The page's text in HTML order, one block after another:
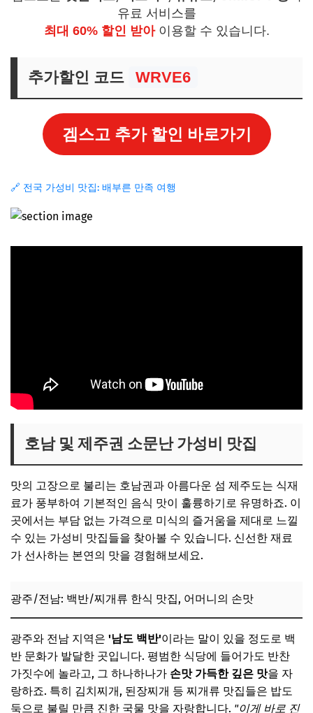
유료 서비스를
최대 60% 할인 받아이용할 수 있습니다.
추가할인 코드 WRVE6
겜스고 추가 할인 바로가기
🔗 전국 가성비 맛집: 배부른 만족 여행
호남 및 제주권 소문난 가성비 맛집
맛의 고장으로 불리는 호남권과 아름다운 섬 제주도는 식재
료가 풍부하여 기본적인 음식 맛이 훌륭하기로 유명하죠. 이
곳에서는 부담 없는 가격으로 미식의 즐거움을 제대로 느낄
수 있는 가성비 맛집들을 찾아볼 수 있습니다. 신선한 재료
가 선사하는 본연의 맛을 경험해보세요.
광주/전남: 백반/찌개류 한식 맛집, 어머니의 손맛
광주와 전남 지역은 '남도 백반'이라는 말이 있을 정도로 백
반 문화가 발달한 곳입니다. 평범한 식당에 들어가도 반찬
가짓수에 놀라고, 그 하나하나가 손맛 가득한 깊은 맛을 자
랑하죠. 특히 김치찌개, 된장찌개 등 찌개류 맛집들은 밥도
둑으로 불릴 만큼 진한 국물 맛을 자랑합니다. "이게 바로 진